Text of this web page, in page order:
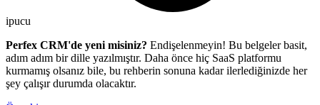
ipucu
Perfex CRM'de yeni misiniz? Endişelenmeyin! Bu belgeler basit,
adım adım bir dille yazılmıştır. Daha önce hiç SaaS platformu
kurmamış olsanız bile, bu rehberin sonuna kadar ilerlediğinizde her
şey çalışır durumda olacaktır.